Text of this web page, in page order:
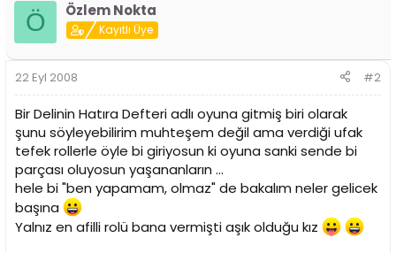
Ö Özlem Nokta
Kayıtlı Üye
22 Eyl 2008 #2
Bir Delinin Hatıra Defteri adlı oyuna gitmiş biri olarak
şunu söyleyebilirim muhteşem değil ama verdiği ufak
tefek rollerle öyle bi giriyosun ki oyuna sanki sende bi
parçası oluyosun yaşananların ...
hele bi "ben yapamam, olmaz" de bakalım neler gelicek
başına
Yalnız en afilli rolü bana vermişti aşık olduğu kız